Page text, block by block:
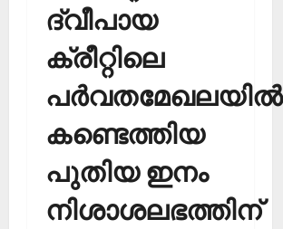
ദ്വീപായ
ക്രീറ്റിലെ
പര്‍വതമേഖലയില്‍
കണ്ടെത്തിയ
പുതിയ ഇനം
നിശാശലഭത്തിന്